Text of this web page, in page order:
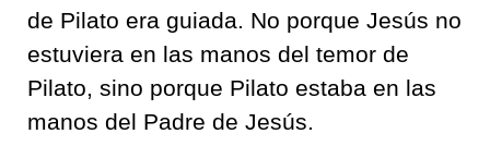
de Pilato era guiada. No porque Jesús no
estuviera en las manos del temor de
Pilato, sino porque Pilato estaba en las
manos del Padre de Jesús.